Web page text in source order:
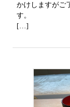
かけしますがご
[…]